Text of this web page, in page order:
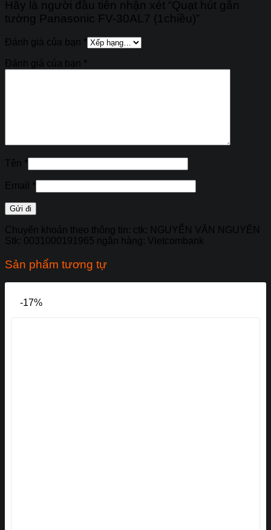
Hãy là người đầu tiên nhận xét “Quạt hút gắn
tường Panasonic FV-30AL7 (1chiều)”
Đánh giá của bạn *
Đánh giá của bạn *
Tên *
Email *
Chuyển khoản theo thông tin: ctk: NGUYỄN VĂN NGUYÊN
Stk: 0031000191965 ngân hàng: Vietcombank
Sản phẩm tương tự
-17%